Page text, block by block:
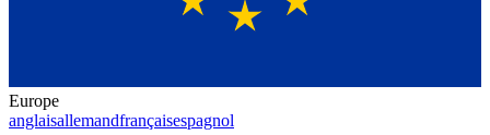
Europe
anglaisallemandfrançaisespagnol